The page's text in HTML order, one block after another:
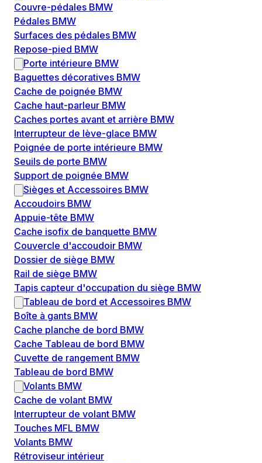
Couvre-pédales BMW
Pédales BMW
Surfaces des pédales BMW
Repose-pied BMW
Porte intérieure BMW
Baguettes décoratives BMW
Cache de poignée BMW
Cache haut-parleur BMW
Caches portes avant et arrière BMW
Interrupteur de lève-glace BMW
Poignée de porte intérieure BMW
Seuils de porte BMW
Support de poignée BMW
Sièges et Accessoires BMW
Accoudoirs BMW
Appuie-tête BMW
Cache isofix de banquette BMW
Couvercle d'accoudoir BMW
Dossier de siège BMW
Rail de siège BMW
Tapis capteur d'occupation du siège BMW
Tableau de bord et Accessoires BMW
Boîte à gants BMW
Cache planche de bord BMW
Cache Tableau de bord BMW
Cuvette de rangement BMW
Tableau de bord BMW
Volants BMW
Cache de volant BMW
Interrupteur de volant BMW
Touches MFL BMW
Volants BMW
Rétroviseur intérieur